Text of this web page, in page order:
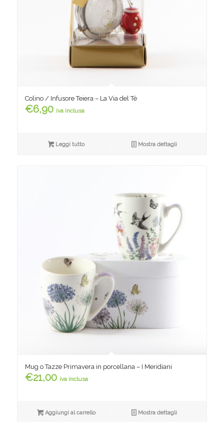
Colino / Infusore Teiera – La Via del Tè
€6,90 iva inclusa
Leggi tutto Mostra dettagli
Mug o Tazze Primavera in porcellana – I Meridiani
€21,00 iva inclusa
Aggiungi al carrello Mostra dettagli